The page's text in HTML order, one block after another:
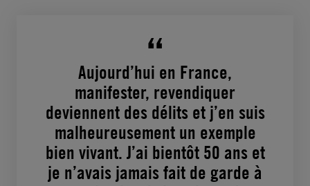
Aujourd’hui en France,
manifester, revendiquer
deviennent des délits et j’en suis
malheureusement un exemple
bien vivant. J’ai bientôt 50 ans et
je n’avais jamais fait de garde à